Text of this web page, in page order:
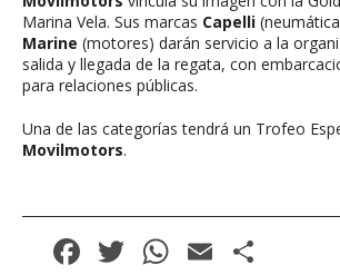
Marina Vela. Sus marcas Capelli
Marine (motores) darán servicio a la
salida y llegada de la regata, con
para relaciones públicas.
Una de las categorías tendrá un Trofeo
Movilmotors.
Facebook
Twitter
WhatsApp
Email